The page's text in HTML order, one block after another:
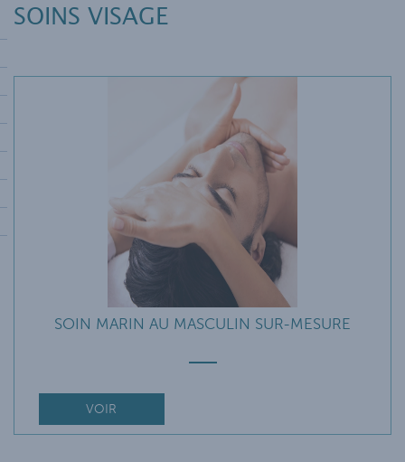
SOINS VISAGE
SOIN MARIN AU MASCULIN SUR-MESURE
VOIR